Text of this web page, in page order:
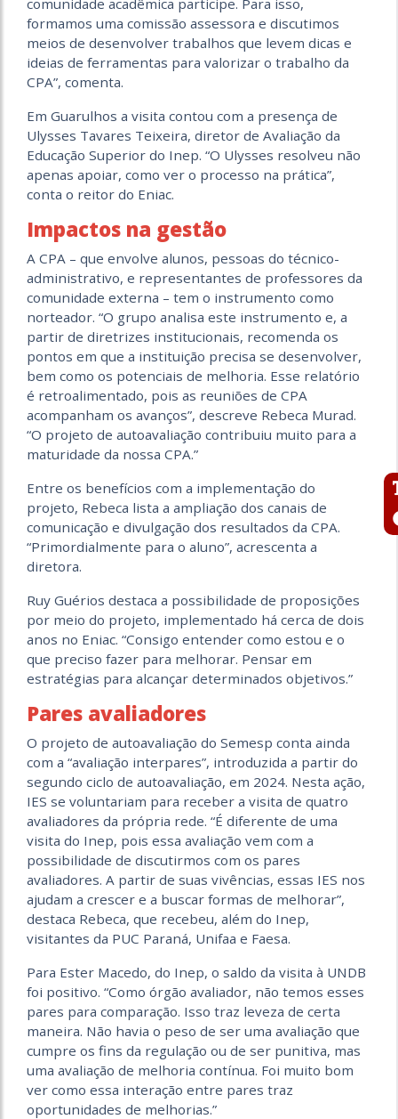
formamos uma comissão assessora e discutimos
meios de desenvolver trabalhos que levem dicas e
ideias de ferramentas para valorizar o trabalho da
CPA”, comenta.
Em Guarulhos a visita contou com a presença de
Ulysses Tavares Teixeira, diretor de Avaliação da
Educação Superior do Inep. “O Ulysses resolveu não
apenas apoiar, como ver o processo na prática”,
conta o reitor do Eniac.
Impactos na gestão
A CPA – que envolve alunos, pessoas do técnico-
administrativo, e representantes de professores da
comunidade externa – tem o instrumento como
norteador. “O grupo analisa este instrumento e, a
partir de diretrizes institucionais, recomenda os
pontos em que a instituição precisa se desenvolver,
bem como os potenciais de melhoria. Esse relatório
é retroalimentado, pois as reuniões de CPA
acompanham os avanços”, descreve Rebeca Murad.
“O projeto de autoavaliação contribuiu muito para a
maturidade da nossa CPA.”
Entre os benefícios com a implementação do
projeto, Rebeca lista a ampliação dos canais de
comunicação e divulgação dos resultados da CPA.
“Primordialmente para o aluno”, acrescenta a
diretora.
Ruy Guérios destaca a possibilidade de proposições
por meio do projeto, implementado há cerca de dois
anos no Eniac. “Consigo entender como estou e o
que preciso fazer para melhorar. Pensar em
estratégias para alcançar determinados objetivos.”
Pares avaliadores
O projeto de autoavaliação do Semesp conta ainda
com a “avaliação interpares”, introduzida a partir do
segundo ciclo de autoavaliação, em 2024. Nesta ação,
IES se voluntariam para receber a visita de quatro
avaliadores da própria rede. “É diferente de uma
visita do Inep, pois essa avaliação vem com a
possibilidade de discutirmos com os pares
avaliadores. A partir de suas vivências, essas IES nos
ajudam a crescer e a buscar formas de melhorar”,
destaca Rebeca, que recebeu, além do Inep,
visitantes da PUC Paraná, Unifaa e Faesa.
Para Ester Macedo, do Inep, o saldo da visita à UNDB
foi positivo. “Como órgão avaliador, não temos esses
pares para comparação. Isso traz leveza de certa
maneira. Não havia o peso de ser uma avaliação que
cumpre os fins da regulação ou de ser punitiva, mas
uma avaliação de melhoria contínua. Foi muito bom
ver como essa interação entre pares traz
oportunidades de melhorias.”